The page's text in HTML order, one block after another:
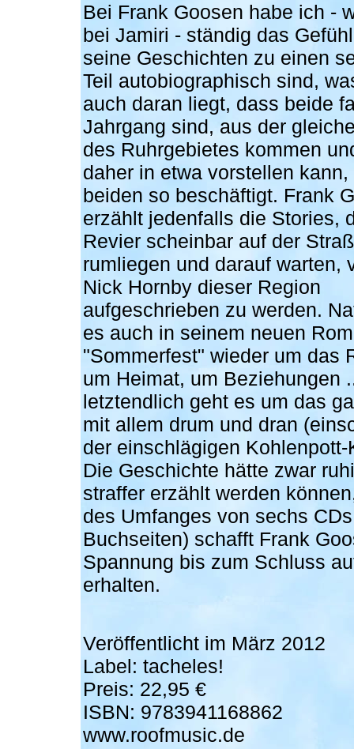
Bei Frank Goosen habe ich -
bei Jamiri - ständig das
seine Geschichten zu einen
Teil autobiographisch sind,
auch daran liegt, dass beide
Jahrgang sind, aus der
des Ruhrgebietes kommen
daher in etwa vorstellen kann,
beiden so beschäftigt. Frank
erzählt jedenfalls die Stories,
Revier scheinbar auf der
rumliegen und darauf warten,
Nick Hornby dieser Region
aufgeschrieben zu werden.
es auch in seinem neuen
"Sommerfest" wieder um das
um Heimat, um Beziehungen
letztendlich geht es um das
mit allem drum und dran
der einschlägigen
Die Geschichte hätte zwar
straffer erzählt werden
des Umfanges von sechs
Buchseiten) schafft Frank
Spannung bis zum Schluss
erhalten.
Veröffentlicht im März 2012
Label: tacheles!
Preis: 22,95 €
ISBN: 9783941168862
www.roofmusic.de